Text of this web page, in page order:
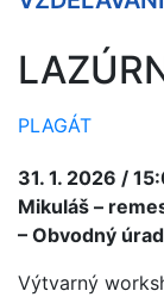
PLAGÁT
31. 1. 2026 /
Mikuláš –
– Obvodný
Výtvarný